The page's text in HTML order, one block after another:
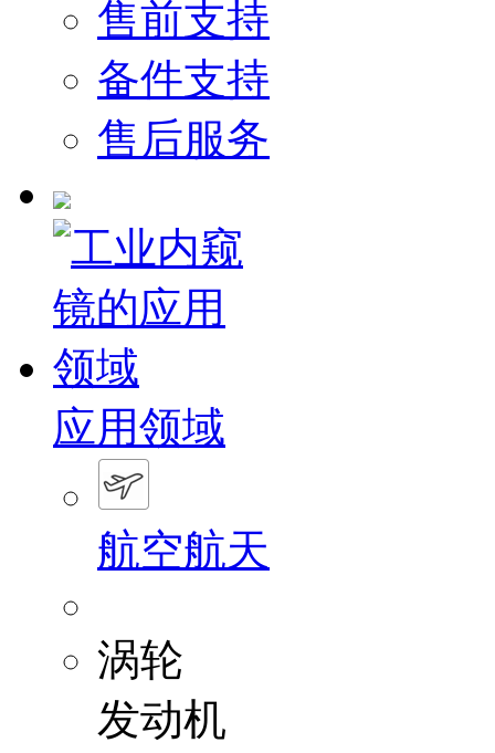
售前支持
备件支持
售后服务
应用领域
航空航天
涡轮
发动机